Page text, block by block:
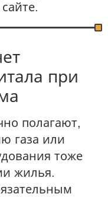
при
полагают,
газа или
тоже
жилья.